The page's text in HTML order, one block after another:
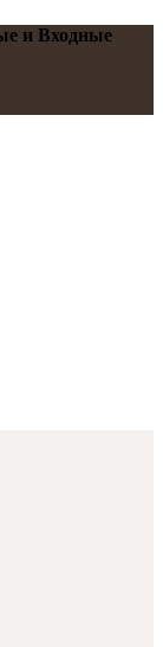
и Входные